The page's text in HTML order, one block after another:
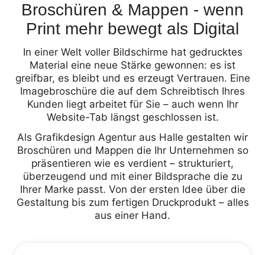
Broschüren & Mappen - wenn
Print mehr bewegt als Digital
In einer Welt voller Bildschirme hat gedrucktes
Material eine neue Stärke gewonnen: es ist
greifbar, es bleibt und es erzeugt Vertrauen. Eine
Imagebroschüre die auf dem Schreibtisch Ihres
Kunden liegt arbeitet für Sie – auch wenn Ihr
Website-Tab längst geschlossen ist.
Als Grafikdesign Agentur aus Halle gestalten wir
Broschüren und Mappen die Ihr Unternehmen so
präsentieren wie es verdient – strukturiert,
überzeugend und mit einer Bildsprache die zu
Ihrer Marke passt. Von der ersten Idee über die
Gestaltung bis zum fertigen Druckprodukt – alles
aus einer Hand.